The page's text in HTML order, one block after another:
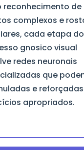
reconhecimento de
complexos e
cada etapa do
gnosico visual
redes neuronais
que
e
apropriados.